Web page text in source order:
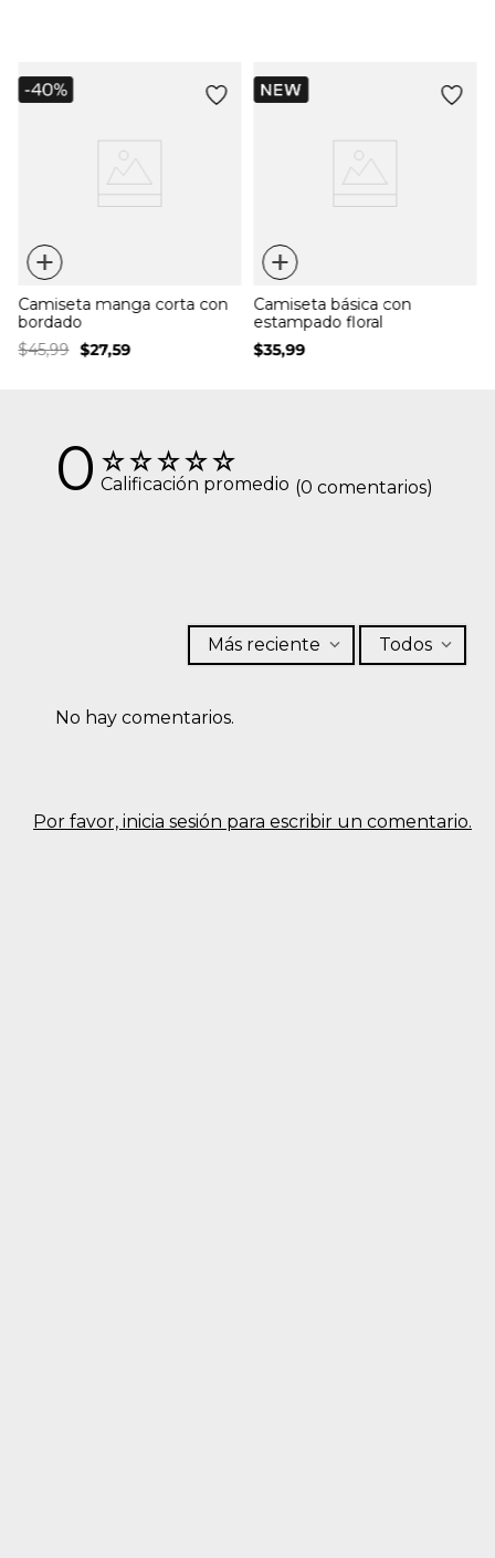
+
Camiseta manga corta con
bordado
$45,99 $27,59
+
Camiseta básica con
estampado floral
$35,99
☆☆☆☆☆
0 Calificación promedio (0 comentarios)
Por favor, inicia sesión para escribir un comentario.
Más reciente Todos
No hay comentarios.